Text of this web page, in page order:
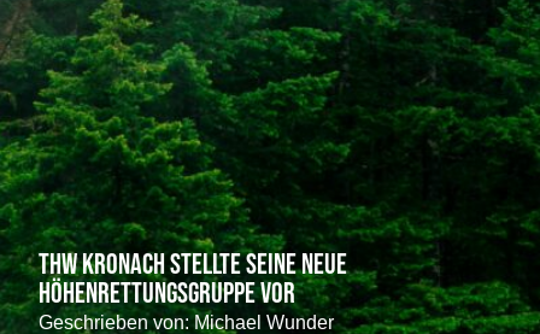
THW Kronach stellte seine neue
Höhenrettungsgruppe vor
Geschrieben von:Michael Wunder